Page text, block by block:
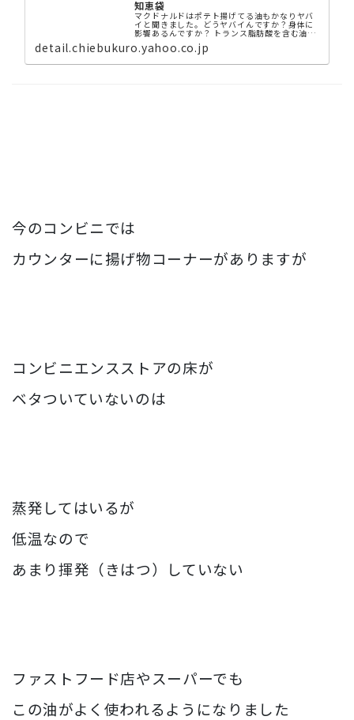
知恵袋
マクドナルドはポテト揚げてる油もかなりヤバ
イと聞きました。どうヤバイんですか？身体に
影響あるんですか？ トランス脂肪酸を含む油で
すね。これは善玉コレステロールを減らし悪玉
コレステロールを増やす性質を持ち癌になる可
detail.chiebukuro.yahoo.co.jp
今のコンビニでは
カウンターに揚げ物コーナーがありますが
コンビニエンスストアの床が
ベタついていないのは
蒸発してはいるが
低温なので
あまり揮発（きはつ）していない
ファストフード店やスーパーでも
この油がよく使われるようになりました